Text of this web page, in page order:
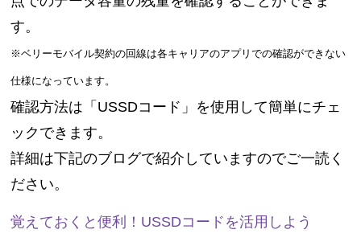
す。
※ベリーモバイル契約の回線は各キャリアのアプリでの確認ができない
仕様になっています。
確認方法は「USSDコード」を使用して簡単にチェ
ックできます。
詳細は下記のブログで紹介していますのでご一読く
ださい。
覚えておくと便利！USSDコードを活用しよう